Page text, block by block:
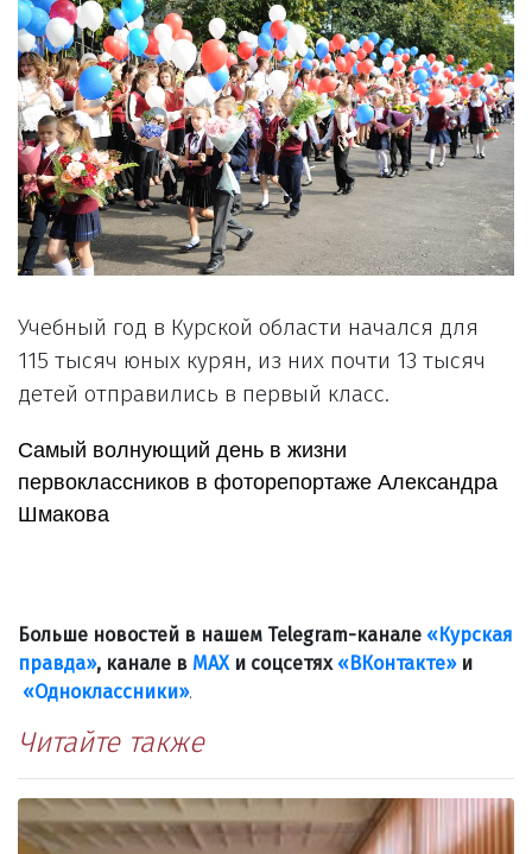
Учебный год в Курской области начался для
115 тысяч юных курян, из них почти 13 тысяч
детей отправились в первый класс.
Самый волнующий день в жизни
первоклассников в фоторепортаже Александра
Шмакова
Больше новостей в нашем Telegram-канале «Курская
правда», канале в МАХ и соцсетях «ВКонтакте»и
«Одноклассники».
Читайте также